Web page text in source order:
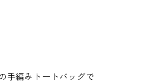
手編みトートバッグで